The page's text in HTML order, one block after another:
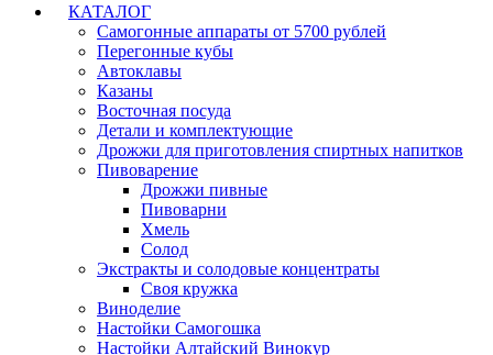
КАТАЛОГ
Самогонные аппараты от 5700 рублей
Перегонные кубы
Автоклавы
Казаны
Восточная посуда
Детали и комплектующие
Дрожжи для приготовления спиртных напитков
Пивоварение
Дрожжи пивные
Пивоварни
Хмель
Солод
Экстракты и солодовые концентраты
Своя кружка
Виноделие
Настойки Самогошка
Настойки Алтайский Винокур